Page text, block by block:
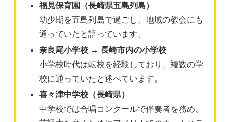
福見保育園（長崎県五島列島）
幼少期を五島列島で過ごし、地域の教会にも
通っていたと語っています。​
奈良尾小学校 → 長崎市内の小学校
小学校時代は転校を経験しており、複数の学
校に通っていたと述べています。​
喜々津中学校（長崎県）
中学校では合唱コンクールで伴奏者を務め、